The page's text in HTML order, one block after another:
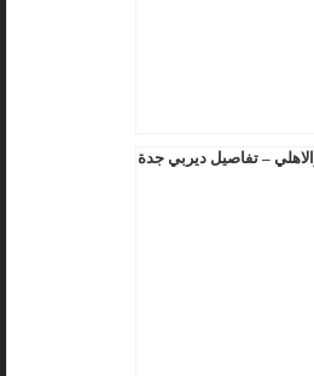
– تفاصيل ديربي جدة